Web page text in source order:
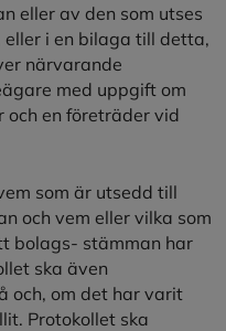
eller av den som utses
i en bilaga till detta,
närvarande
med uppgift om
och en företräder vid
som är utsedd till
och vem eller vilka som
bolags- stämman har
ska även
och, om det har varit
Protokollet ska